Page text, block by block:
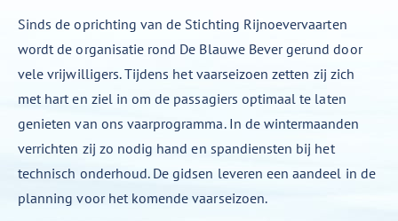
Sinds de oprichting van de Stichting Rijnoevervaarten
wordt de organisatie rond De Blauwe Bever gerund door
vele vrijwilligers. Tijdens het vaarseizoen zetten zij zich
met hart en ziel in om de passagiers optimaal te laten
genieten van ons vaarprogramma. In de wintermaanden
verrichten zij zo nodig hand en spandiensten bij het
technisch onderhoud. De gidsen leveren een aandeel in de
planning voor het komende vaarseizoen.